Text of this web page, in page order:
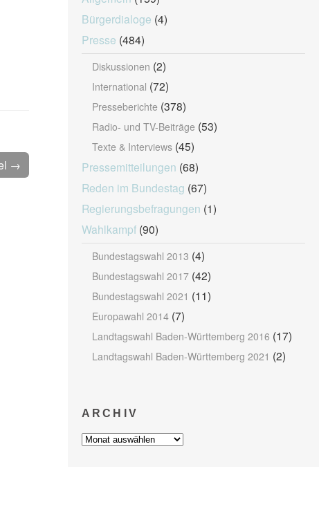
→
Bürgerdialoge (4)
Presse (484)
Diskussionen (2)
International (72)
Presseberichte (378)
Radio- und TV-Beiträge (53)
Texte & Interviews(45)
Pressemitteilungen (68)
Reden im Bundestag (67)
Regierungsbefragungen (1)
Wahlkampf(90)
Bundestagswahl 2013 (4)
Bundestagswahl 2017(42)
Bundestagswahl 2021 (11)
Europawahl 2014(7)
Landtagswahl Baden-Württemberg 2016 (17)
Landtagswahl Baden-Württemberg 2021 (2)
ARCHIV
Archiv